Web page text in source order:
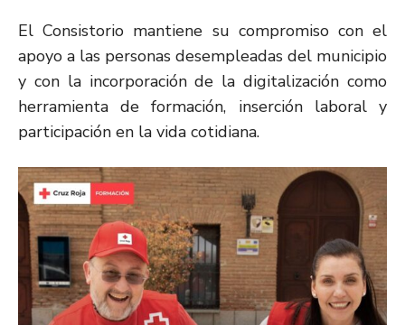
El Consistorio mantiene su compromiso con el
apoyo a las personas desempleadas del municipio
y con la incorporación de la digitalización como
herramienta de formación, inserción laboral y
participación en la vida cotidiana.